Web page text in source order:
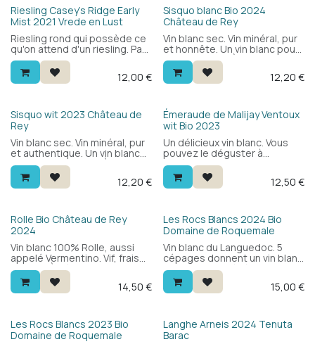
fromage et tapas. Excellent
rapport qualité-prix.
Riesling Casey's Ridge Early
Mist 2021 Vrede en Lust
Riesling rond qui possède ce
qu'on attend d'un riesling. Pas
trop sec, donc parfait aussi
en apéritif pour les amateurs.
12,00 €
Bio
Sisquo blanc Bio 2024
Château de Rey
Vin blanc sec. Vin minéral, pur
et honnête. Un vin blanc pour
tous les jours. À déguster
avec tous les plats de
poisson ou en apéritif. 12,20 €
Bio
Sisquo wit 2023 Château de
Rey
Vin blanc sec. Vin minéral, pur
et authentique. Un vin blanc
pour tous les jours. À
déguster avec tous les plats
de poisson ou en apéritif.12,20 €
Bio
Émeraude de Malijay Ventoux
wit Bio 2023
Un délicieux vin blanc. Vous
pouvez le déguster à
l'apéritif, avec du poisson ou
de la viande blanche. Souple,
frais et agréablement rond en
clairette.
12,50 €
Bio
Rolle Bio Château de Rey
2024
Vin blanc 100% Rolle, aussi
appelé Vermentino. Vif, frais
et rond. À déguster avec du
poisson grillé, du homard, des
fromages à pâte dure et14,50 €
Bio
Les Rocs Blancs 2024 Bio
Domaine de Roquemale
Vin blanc du Languedoc. 5
cépages donnent un vin blanc
complexe et généreux, avec
la fraîcheur nécessaire pour
un bel équilibre. 15,00 €
Bio
Les Rocs Blancs 2023 Bio
Domaine de Roquemale
Langhe Arneis 2024 Tenuta
Barac